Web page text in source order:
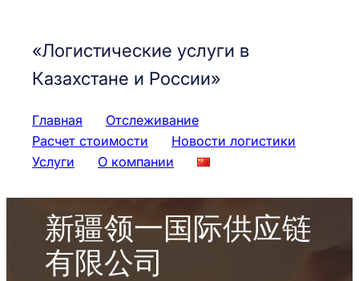
«Логистические услуги в
Казахстане и России»
Главная
Отслеживание
Расчет стоимости
Новости логистики
Услуги
О компании
新疆领一国际供应链
有限公司